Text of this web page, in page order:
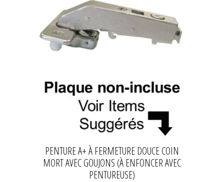
PENTURE A+ À FERMETURE DOUCE COIN
MORT AVEC GOUJONS (À ENFONCER AVEC
PENTUREUSE)